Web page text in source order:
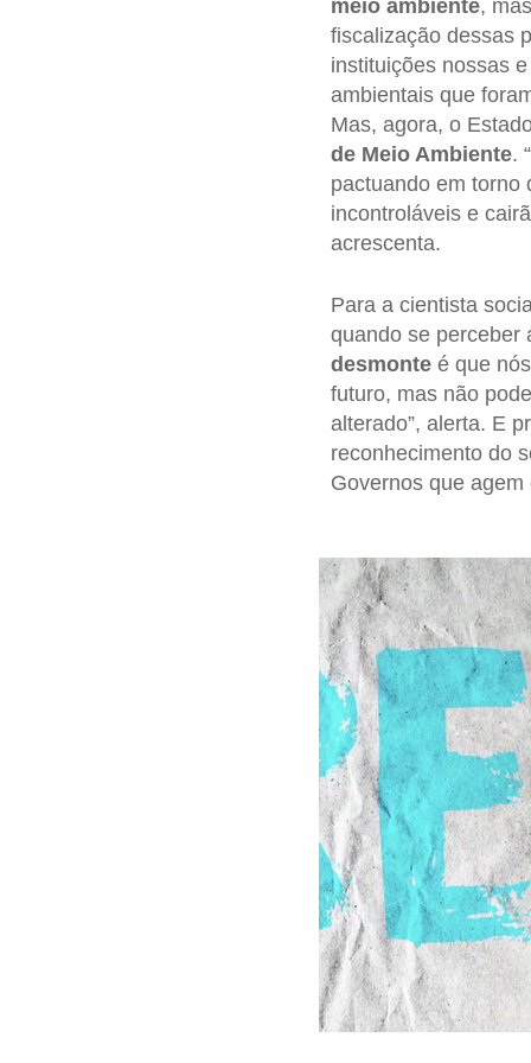
meio ambiente,
fiscalização dessas
instituições nossas
ambientais que
Mas, agora, o
de Meio Ambiente.
pactuando em torno
incontroláveis e
acrescenta.
Para a cientista
quando se perceber
desmonteé que
futuro, mas não
alterado”, alerta. E
reconhecimento do
Governos que